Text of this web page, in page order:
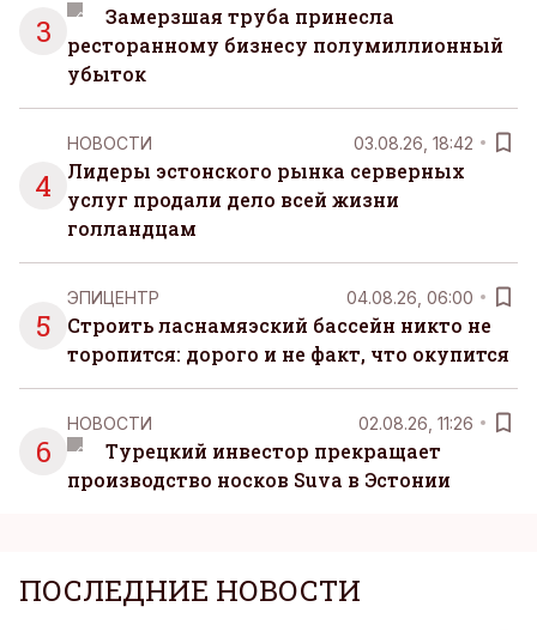
3
Замерзшая труба принесла
ресторанному бизнесу полумиллионный
убыток
4
НОВОСТИ 03.08.26, 18:42
Лидеры эстонского рынка серверных
услуг продали дело всей жизни
голландцам
5
ЭПИЦЕНТР 04.08.26, 06:00
Строить ласнамяэский бассейн никто не
торопится: дорого и не факт, что окупится
6
НОВОСТИ 02.08.26, 11:26
Турецкий инвестор прекращает
производство носков Suva в Эстонии
ПОСЛЕДНИЕ НОВОСТИ